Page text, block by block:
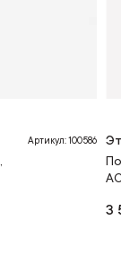
Артикул: 100586
3